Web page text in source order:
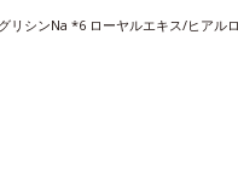
リシンNa *6 ローヤルエキス/ヒアル